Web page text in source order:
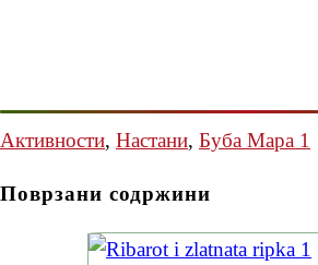
Активности, Настани, Буба Мара 1
Поврзани содржини